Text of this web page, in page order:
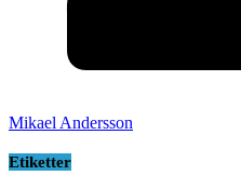
Mikael Andersson
Etiketter